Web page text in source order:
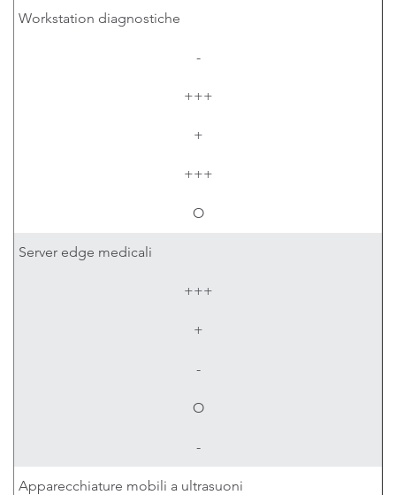
Workstation diagnostiche
-
+++
+
+++
O
Server edge medicali
+++
+
-
O
-
Apparecchiature mobili a ultrasuoni